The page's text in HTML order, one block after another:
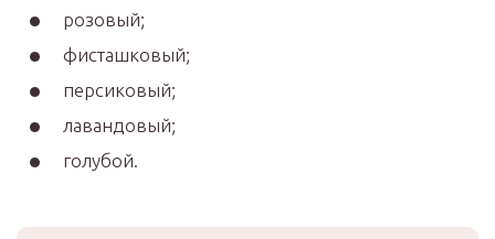
розовый;
фисташковый;
персиковый;
лавандовый;
голубой.